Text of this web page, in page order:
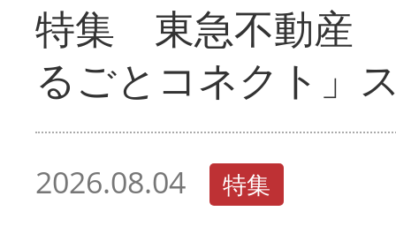
特集 東急不動産
るごとコネクト」
2026.08.04 特集